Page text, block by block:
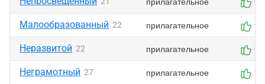
Малообразованный 22 прилагательное 0
Неразвитой 22 прилагательное 0
Неграмотный 27 прилагательное 0